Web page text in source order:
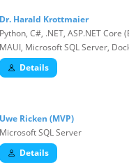
Dr. Harald Krottmaier
Python, C#, .NET, ASP.NET Core
MAUI, Microsoft SQL Server,
Details
Uwe Ricken (MVP)
Microsoft SQL Server
Details